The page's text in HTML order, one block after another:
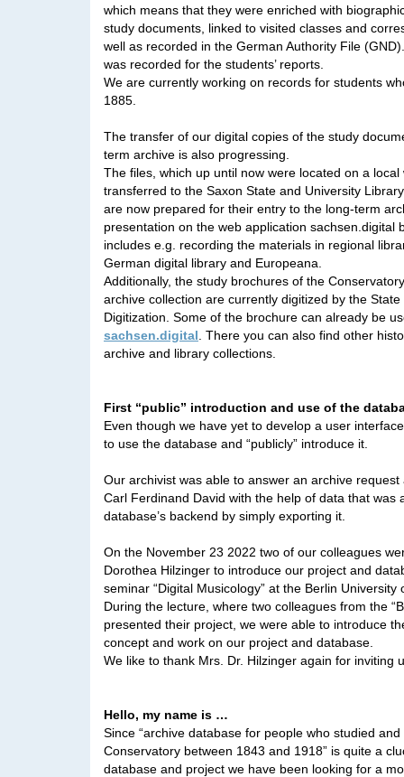
which means that they were enriched with
study documents, linked to visited classes and
well as recorded in the German Authority File
was recorded for the students’ reports.
We are currently working on records for students
1885.
The transfer of our digital copies of the study
term archive is also progressing.
The files, which up until now were located on a
transferred to the Saxon State and University
are now prepared for their entry to the long-term
presentation on the web application sachsen.digital
includes e.g. recording the materials in regional
German digital library and Europeana.
Additionally, the study brochures of the
archive collection are currently digitized by the
Digitization. Some of the brochure can already be
sachsen.digital . There you can also find other
archive and library collections.
First “public” introduction and use of the
Even though we have yet to develop a user
to use the database and “publicly” introduce it.
Our archivist was able to answer an archive
Carl Ferdinand David with the help of data that was
database’s backend by simply exporting it.
On the November 23 2022 two of our colleagues
Dorothea Hilzinger to introduce our project and
seminar “Digital Musicology” at the Berlin University
During the lecture, where two colleagues from the
presented their project, we were able to introduce
concept and work on our project and database.
We like to thank Mrs. Dr. Hilzinger again for inviting
Hello, my name is …
Since “archive database for people who studied
Conservatory between 1843 and 1918” is quite a
database and project we have been looking for a